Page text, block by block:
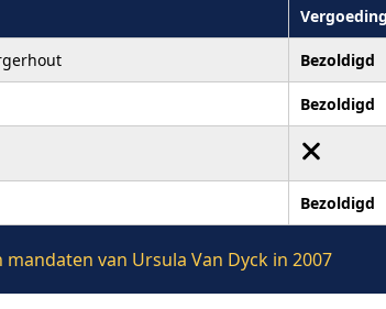
Vergoeding
Bezoldigd
Bezoldigd
Bezoldigd
van Ursula Van Dyck in 2007